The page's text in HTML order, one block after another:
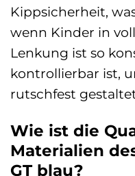
Kippsicherheit,
wenn Kinder in
Lenkung ist so
kontrollierbar ist,
rutschfest
Wie ist die
Materialien
GT blau?